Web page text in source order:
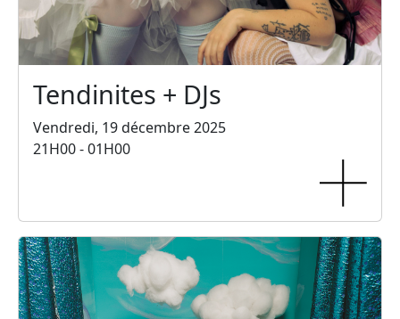
Tendinites + DJs
Vendredi, 19 décembre 2025
21H00 - 01H00